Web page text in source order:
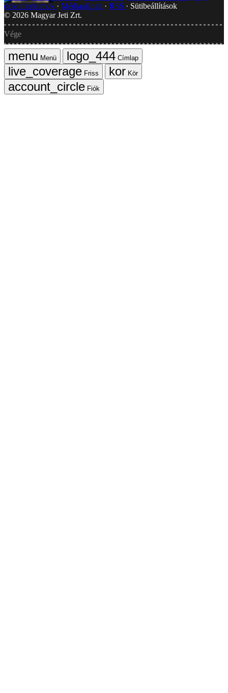
dokumentumok
Médiaajánlat RSS
Sütibeállítások
© 2026 Magyar Jeti Zrt.
Vége
Menü
Címlap
Friss
Kör
Fiók